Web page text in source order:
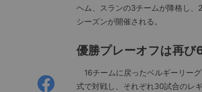
ヘム、スランの3チームが降格し
シーズンが開催される。
優勝プレーオフは再び
16チームに戻ったベルギーリー
式で対戦し、それぞれ30試合のレ